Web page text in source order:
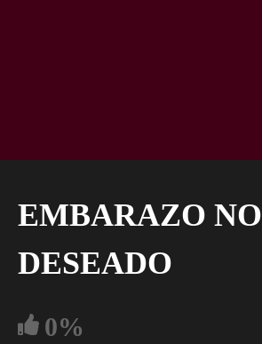
EMBARAZO NO
DESEADO
0%